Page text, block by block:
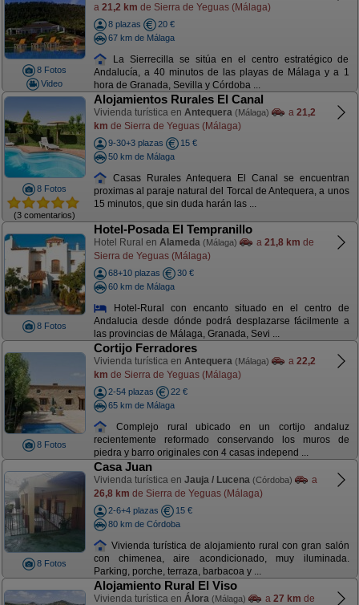
8 Fotos
Video
a 21,2 km de Sierra de Yeguas (Málaga)
8 plazas
20 €
67 km de Málaga
La Sierrecilla se sitúa en el centro estratégico de
Andalucía, a 40 minutos de las playas de Málaga y a 1
hora de Granada, Sevilla y Córdoba ...
8 Fotos
(3 comentarios)
Alojamientos Rurales El Canal
Vivienda turística en Antequera (Málaga) a 21,2
km de Sierra de Yeguas (Málaga)
9-30+3 plazas
15 €
50 km de Málaga
Casas Rurales Antequera El Canal se encuentran
proximas al paraje natural del Torcal de Antequera, a unos
15 minutos, que sin duda harán las ...
8 Fotos
Hotel-Posada El Tempranillo
Hotel Rural en Alameda (Málaga) a 21,8 km de
Sierra de Yeguas (Málaga)
68+10 plazas
30 €
60 km de Málaga
Hotel-Rural con encanto situado en el centro de
Andalucia desde dónde podrá desplazarse fácilmente a
las provincias de Málaga, Granada, Sevi ...
8 Fotos
Cortijo Ferradores
Vivienda turística en Antequera (Málaga) a 22,2
km de Sierra de Yeguas (Málaga)
2-54 plazas
22 €
65 km de Málaga
Complejo rural ubicado en un cortijo andaluz
recientemente reformado conservando los muros de
piedra y barro originales con 4 casas independ ...
8 Fotos
Casa Juan
Vivienda turística en Jauja / Lucena (Córdoba)
a
26,8 km de Sierra de Yeguas (Málaga)
2-6+4 plazas
15 €
80 km de Córdoba
Vivienda turística de alojamiento rural con gran salón
con chimenea, aire acondicionado, muy iluminada.
Parking, porche, terraza, barbacoa y ...
Alojamiento Rural El Viso
Vivienda turística en Álora (Málaga) a 27 km de